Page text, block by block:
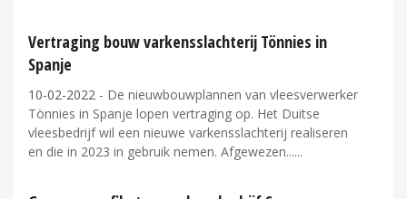
Vertraging bouw varkensslachterij Tönnies in
Spanje
10-02-2022 - De nieuwbouwplannen van vleesverwerker
Tönnies in Spanje lopen vertraging op. Het Duitse
vleesbedrijf wil een nieuwe varkensslachterij realiseren
en die in 2023 in gebruik nemen. Afgewezen...